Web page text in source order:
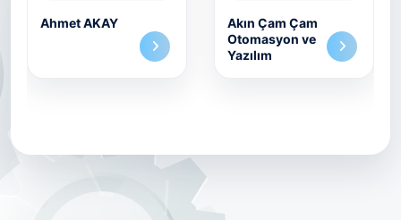
Ahmet AKAY
Akın Çam Çam
Otomasyon ve
Yazılım